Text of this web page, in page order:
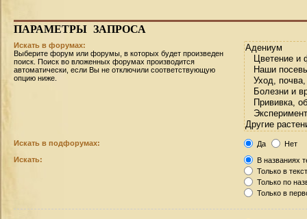
ПАРАМЕТРЫ ЗАПРОСА
Искать в форумах:
Выберите форум или форумы, в которых будет произведен
поиск. Поиск во вложенных форумах производится
автоматически, если Вы не отключили соответствующую
опцию ниже.
Искать в подфорумах: Да
Нет
Искать:
В названиях
Только в
Только по
Только в